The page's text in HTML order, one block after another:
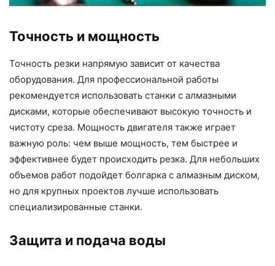
Точность и мощность
Точность резки напрямую зависит от качества
оборудования. Для профессиональной работы
рекомендуется использовать станки с алмазными
дисками, которые обеспечивают высокую точность и
чистоту среза. Мощность двигателя также играет
важную роль: чем выше мощность, тем быстрее и
эффективнее будет происходить резка. Для небольших
объемов работ подойдет болгарка с алмазным диском,
но для крупных проектов лучше использовать
специализированные станки.
Защита и подача воды